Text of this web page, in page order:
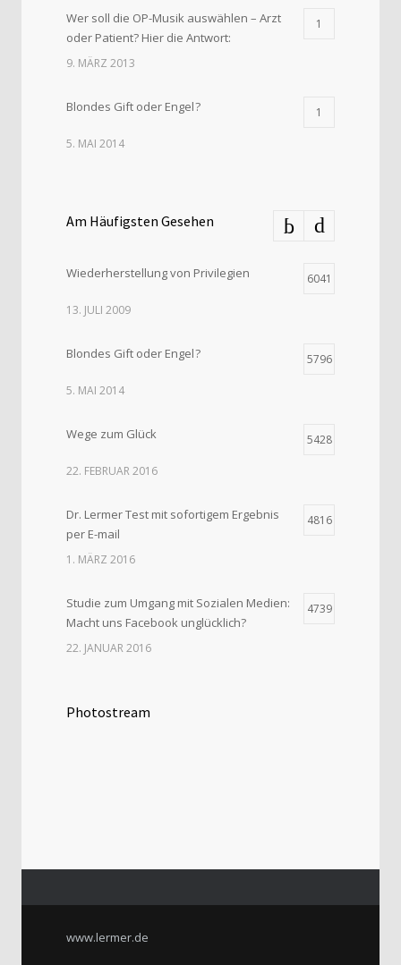
Wer soll die OP-Musik auswählen – Arzt
oder Patient? Hier die Antwort:
1
9. MÄRZ 2013
Blondes Gift oder Engel ? 1
5. MAI 2014
Am Häufigsten Gesehen
Wiederherstellung von Privilegien 6041
13. JULI 2009
Blondes Gift oder Engel ? 5796
5. MAI 2014
Wege zum Glück 5428
22. FEBRUAR 2016
Dr. Lermer Test mit sofortigem Ergebnis
per E-mail
4816
1. MÄRZ 2016
Studie zum Umgang mit Sozialen Medien:
Macht uns Facebook unglücklich?
4739
22. JANUAR 2016
Photostream
www.lermer.de